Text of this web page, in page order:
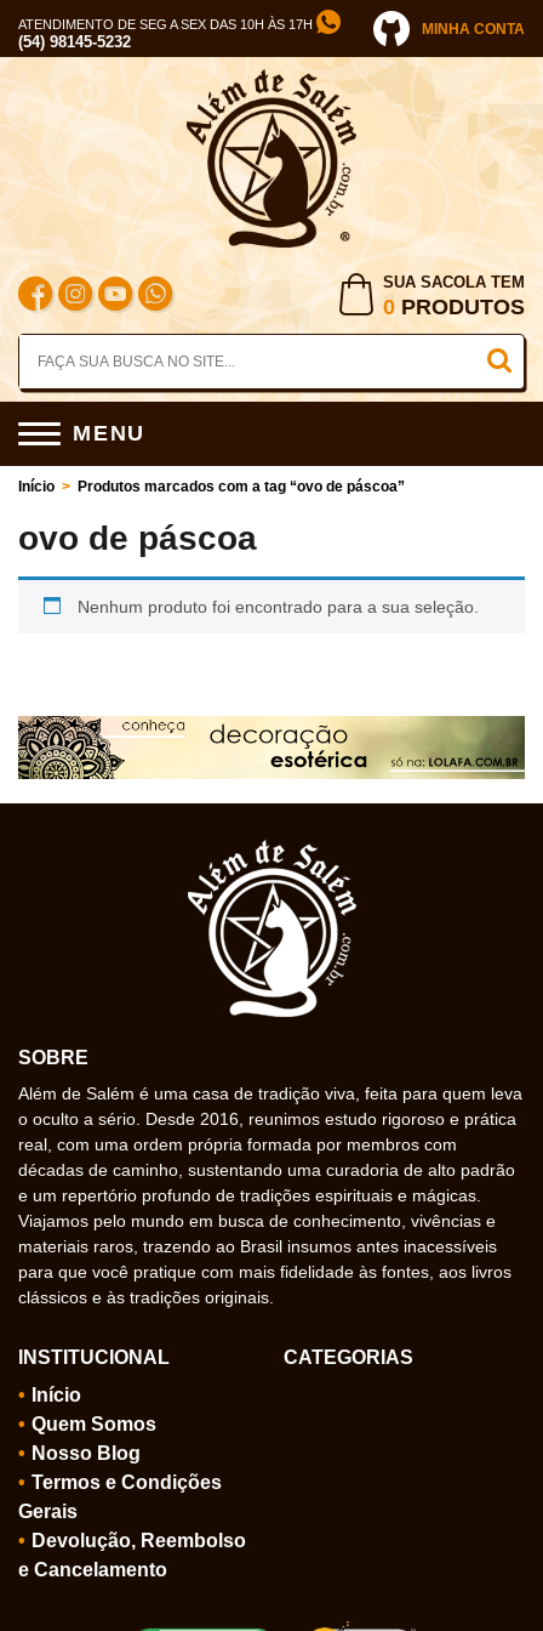
ATENDIMENTO DE SEG A SEX DAS 10H ÀS 17H
(54) 98145-5232
MINHA CONTA
SUA SACOLA TEM
0 PRODUTOS
MENU
Início > Produtos marcados com a tag “ovo de páscoa”
ovo de páscoa
Nenhum produto foi encontrado para a sua seleção.
SOBRE
Além de Salém é uma casa de tradição viva, feita para quem leva
o oculto a sério. Desde 2016, reunimos estudo rigoroso e prática
real, com uma ordem própria formada por membros com
décadas de caminho, sustentando uma curadoria de alto padrão
e um repertório profundo de tradições espirituais e mágicas.
Viajamos pelo mundo em busca de conhecimento, vivências e
materiais raros, trazendo ao Brasil insumos antes inacessíveis
para que você pratique com mais fidelidade às fontes, aos livros
clássicos e às tradições originais.
INSTITUCIONAL
Início
Quem Somos
Nosso Blog
Termos e Condições
Gerais
Devolução, Reembolso
e Cancelamento
CATEGORIAS